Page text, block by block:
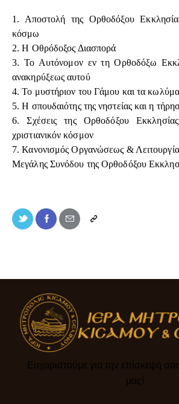
1. Αποστολή της Ορθοδόξου
κόσμω
2.Η Οθρόδοξος Διασπορά
3. Το Αυτόνομον εν τη Ορθοδόξω
ανακηρύξεως αυτού
4.Το μυστήριον του Γάμου και τα
5.Η σπουδαιότης της νηστείας και η
6.Σχέσεις της Ορθοδόξου
χριστιανικόν κόσμον
7.Κανονισμός Οργανώσεως &
Μεγάλης Συνόδου της Ορθοδόξου
Ευχαριστούμε για την επίσκεψή
μας!​